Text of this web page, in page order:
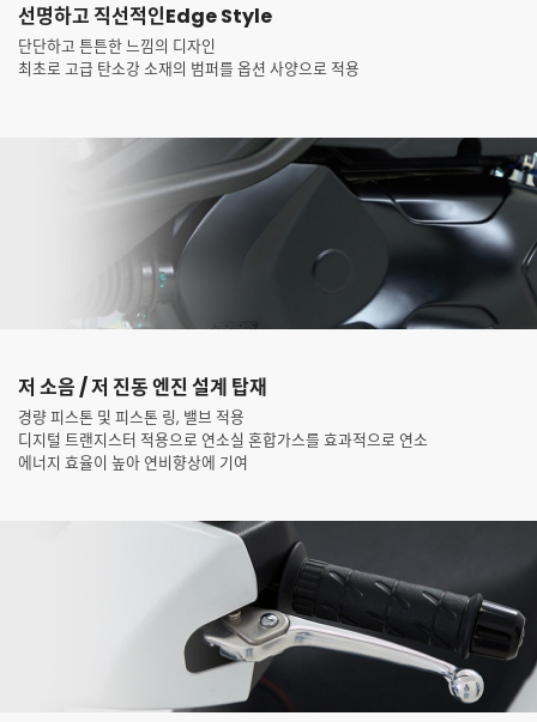
선명하고 직선적인Edge Style
단단하고 튼튼한 느낌의 디자인
최초로 고급 탄소강 소재의 범퍼를 옵션 사양으로 적용
저 소음 / 저 진동 엔진 설계 탑재
경량 피스톤 및 피스톤 링, 밸브 적용
디지털 트랜지스터 적용으로 연소실 혼합가스를 효과적으로 연소
에너지 효율이 높아 연비향상에 기여